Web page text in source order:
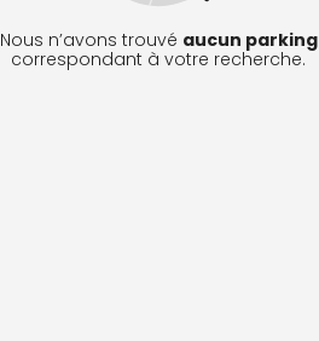
Nous n’avons trouvé aucun parking
correspondant à votre recherche.